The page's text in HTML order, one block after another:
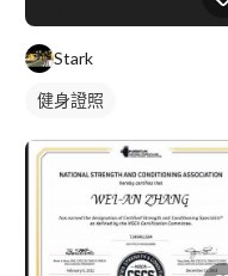
Stark
健身證照